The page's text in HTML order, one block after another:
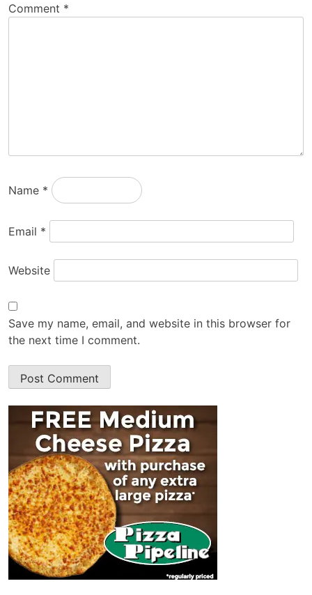
Comment *
Name *
Email *
Website
Save my name, email, and website in this browser for
the next time I comment.